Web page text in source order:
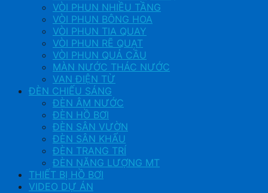
VÒI PHUN NHIỀU TẦNG
VÒI PHUN BÔNG HOA
VÒI PHUN TIA QUAY
VÒI PHUN RẼ QUẠT
VÒI PHUN QUẢ CẦU
MÀN NƯỚC THÁC NƯỚC
VAN ĐIỆN TỪ
ĐÈN CHIẾU SÁNG
ĐÈN ÂM NƯỚC
ĐÈN HỒ BƠI
ĐÈN SÂN VƯỜN
ĐÈN SÂN KHẤU
ĐÈN TRANG TRÍ
ĐÈN NĂNG LƯỢNG MT
THIẾT BỊ HỒ BƠI
VIDEO DỰ ÁN